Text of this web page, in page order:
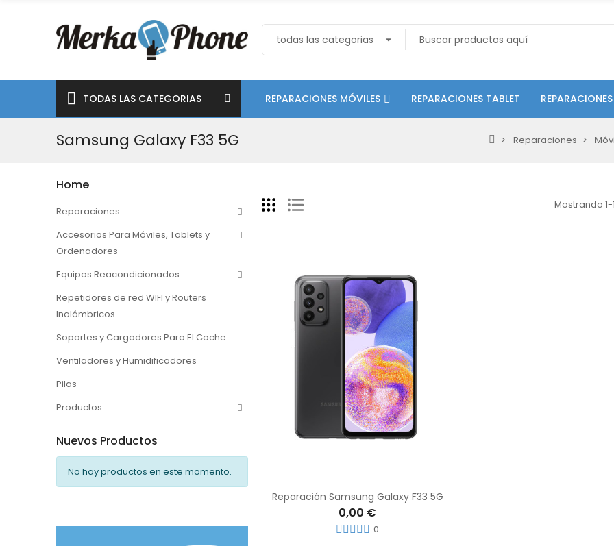
TODAS LAS CATEGORIAS REPARACIONES MÓVILES REPARACIONES TABLET
Samsung Galaxy F33 5G Reparaciones
Home
Reparaciones
Accesorios Para Móviles, Tablets y
Ordenadores
Equipos Reacondicionados
Repetidores de red WIFI y Routers
Inalámbricos
Soportes y Cargadores Para El Coche
Ventiladores y Humidificadores
Pilas
Productos
Nuevos Productos
No hay productos en este momento.
Mostrando
Reparación Samsung Galaxy F33 5G
0,00 €
0